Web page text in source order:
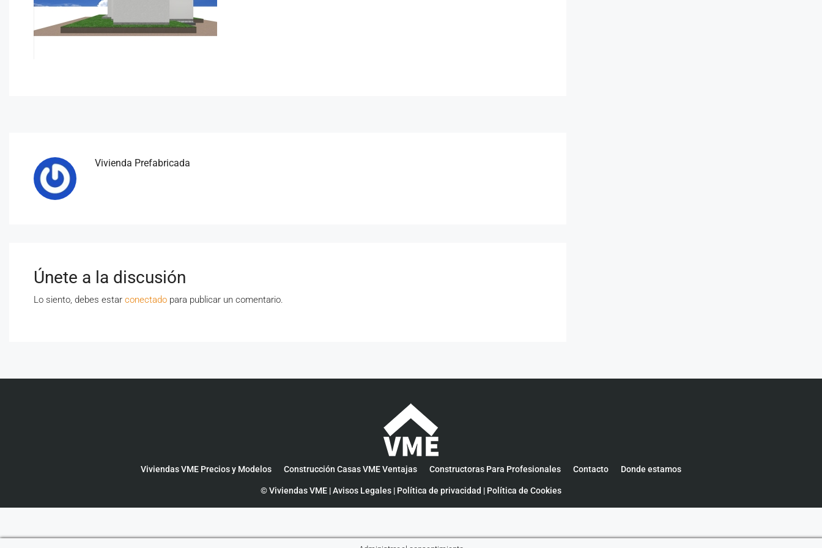
Vivienda Prefabricada
Únete a la discusión
Lo siento, debes estar conectado para publicar un comentario.
Viviendas VME Precios y Modelos Construcción Casas VME Ventajas Constructoras Para Profesionales Contacto Donde estamos
© Viviendas VME |Avisos Legales | Política de privacidad | Política de Cookies